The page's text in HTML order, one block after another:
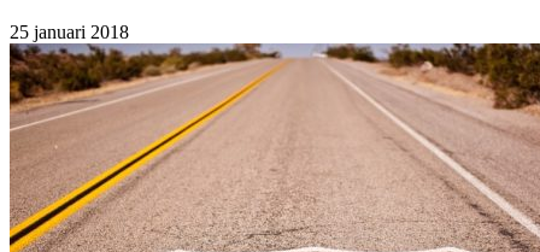
25 januari 2018